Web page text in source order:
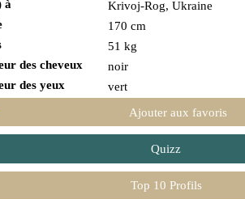
à
Krivoj-Rog, Ukraine
170 cm
51 kg
des cheveux
noir
des yeux
vert
Ajouter aux favoris
Quizz
Top 10 Profils